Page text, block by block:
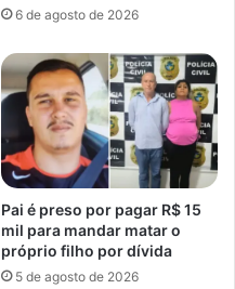
6 de agosto de 2026
Pai é preso por pagar R$ 15
mil para mandar matar o
próprio filho por dívida
5 de agosto de 2026